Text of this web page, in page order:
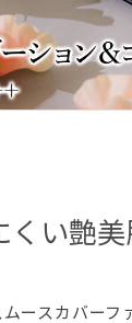
くい艶
ースカバーフ